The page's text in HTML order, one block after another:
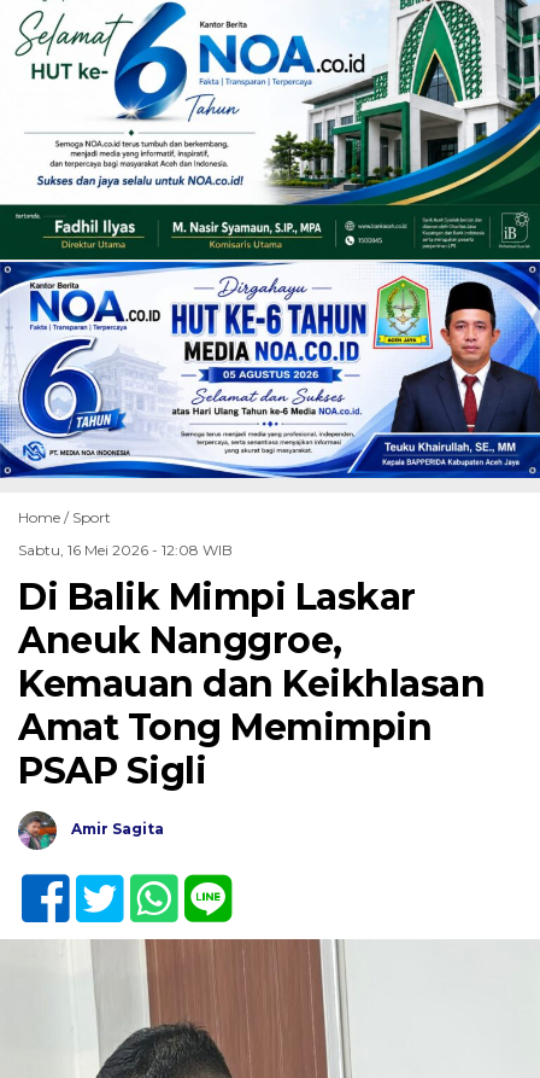
Home / Sport
Sabtu, 16 Mei 2026 - 12:08 WIB
Di Balik Mimpi Laskar
Aneuk Nanggroe,
Kemauan dan Keikhlasan
Amat Tong Memimpin
PSAP Sigli
Amir Sagita